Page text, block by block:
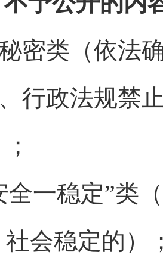
密类（依法
行政法规禁
全一稳定”类
会稳定的）